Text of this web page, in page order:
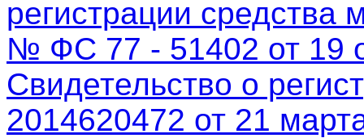
регистрации
№ ФС 77 - 51402 от 19
Свидетельство о
2014620472 от 21